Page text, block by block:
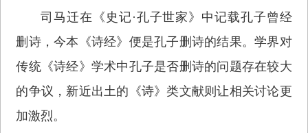
司马迁在《史记·孔子世家》中记载孔子曾经
删诗，今本《诗经》便是孔子删诗的结果。学界对
传统《诗经》学术中孔子是否删诗的问题存在较大
的争议，新近出土的《诗》类文献则让相关讨论更
加激烈。